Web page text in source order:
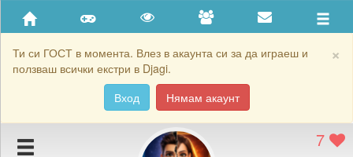
×
Ти си ГОСТ в момента. Влез в акаунта си за да играеш и
ползваш всички екстри в Djagi.
Вход
Нямам акаунт
Приятели
Хронология на игри
Подаръците на radeva196949 7